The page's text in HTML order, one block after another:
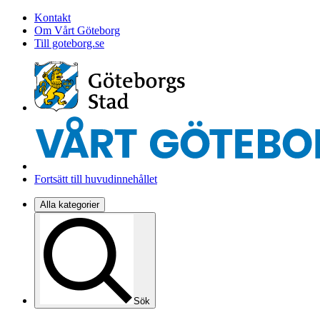
Kontakt
Om Vårt Göteborg
Till goteborg.se
Fortsätt till huvudinnehållet
Alla kategorier
Sök